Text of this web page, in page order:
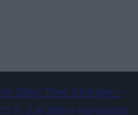
Story Time Stranger –
2. ¡La última esperanza